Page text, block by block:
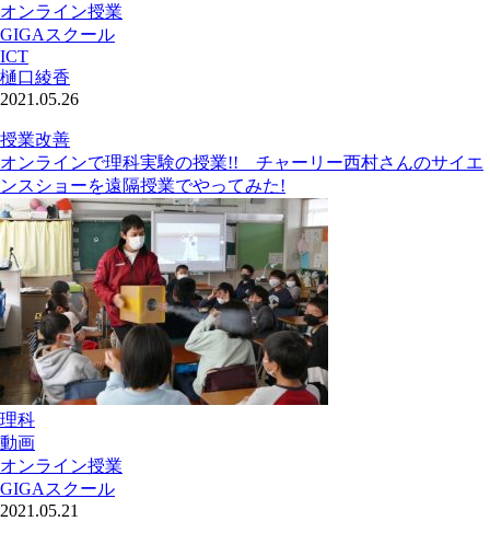
オンライン授業
GIGAスクール
ICT
樋口綾香
2021.05.26
授業改善
オンラインで理科実験の授業!! チャーリー西村さんのサイエ
ンスショーを遠隔授業でやってみた!
理科
動画
オンライン授業
GIGAスクール
2021.05.21